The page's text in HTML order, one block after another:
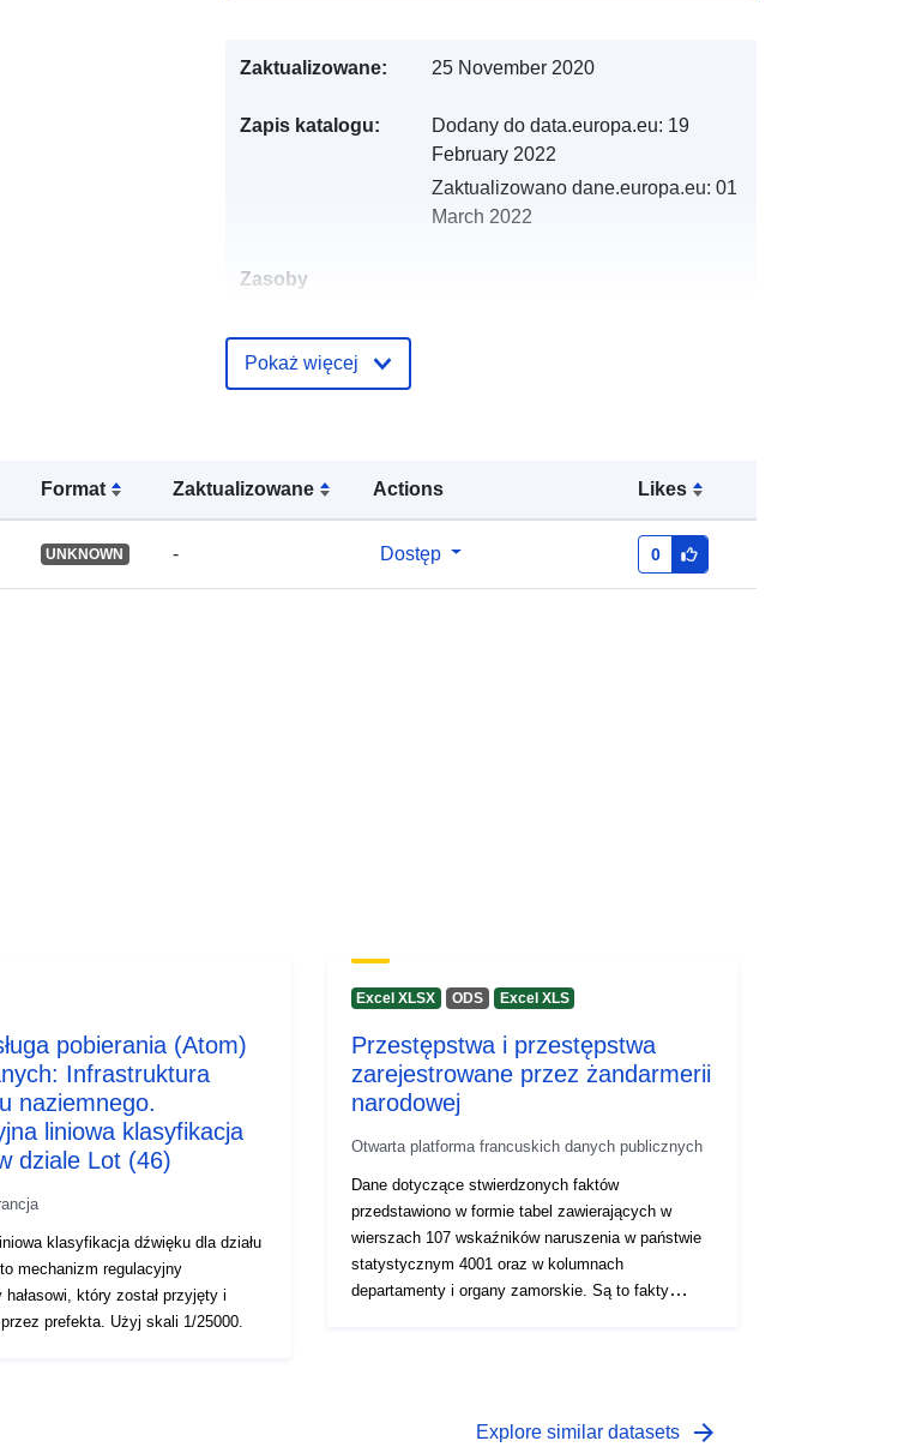
Format Zaktualizowane Actions Likes
UNKNOWN - Dostęp 0
Zaktualizowane: 25 November 2020
Zapis katalogu: Dodany do data.europa.eu: 19
February 2022
Zaktualizowano dane.europa.eu: 01
March 2022
Zasoby
Identyfikatory:
4b1b-9a4e-99a9a92f5247
http://data.europa.eu/88u/dataset/fr-
120066022-srv-c47e1134-8c45-
427f-9d9f-0d60db3b1b78
Pokaż więcej
pobierania (Atom)
Infrastruktura
naziemnego.
liniowa klasyfikacja
dziale Lot (46)
klasyfikacja dźwięku dla działu
mechanizm regulacyjny
hałasowi, który został przyjęty i
opublikowany przez prefekta. Użyj skali 1/25000.
Excel XLSX ODS Excel XLS
Przestępstwa i przestępstwa
zarejestrowane przez żandarmerii
narodowej
Otwarta platforma francuskich danych publicznych
Dane dotyczące stwierdzonych faktów
przedstawiono w formie tabel zawierających w
wierszach 107 wskaźników naruszenia w państwie
statystycznym 4001 oraz w kolumnach
departamenty i organy zamorskie. Są to fakty
Explore similar datasets arrow_forward